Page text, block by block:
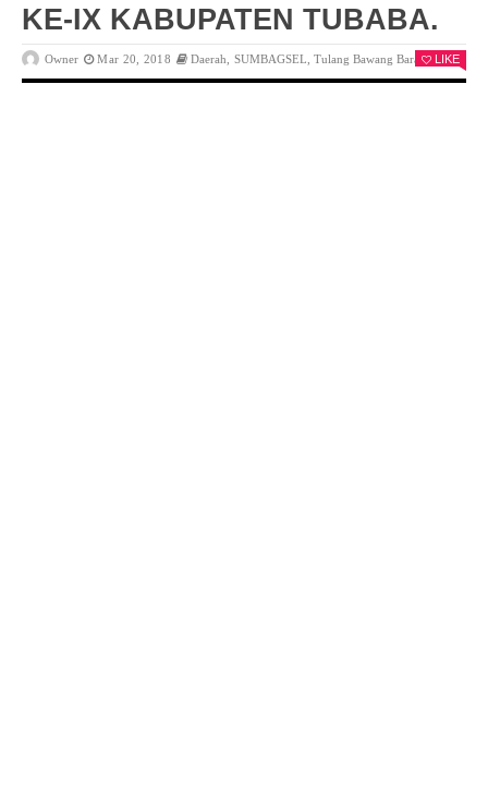
KE-IX KABUPATEN TUBABA.
Owner Mar 20, 2018 Daerah SUMBAGSEL ,Tulang Bawang Barat 0
LIKE